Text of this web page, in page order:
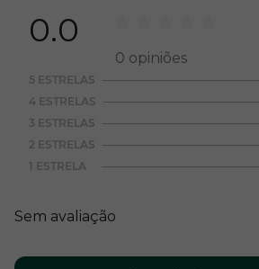
0.0
0 opiniões
5 ESTRELAS
4 ESTRELAS
3 ESTRELAS
2 ESTRELAS
1 ESTRELA
Sem avaliação